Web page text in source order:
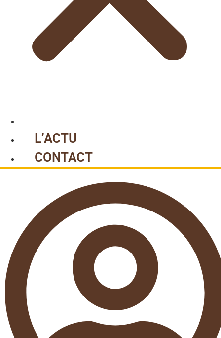
L’ACTU
CONTACT